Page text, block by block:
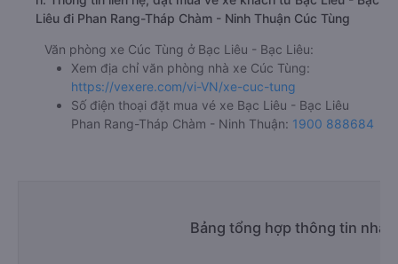
Liêu đi Phan Rang-Tháp Chàm - Ninh Thuận Cúc Tùng
Văn phòng xe Cúc Tùng ở Bạc Liêu - Bạc Liêu:
Xem địa chỉ văn phòng nhà xe Cúc Tùng:
https://vexere.com/vi-VN/xe-cuc-tung
Số điện thoại đặt mua vé xe Bạc Liêu - Bạc Liêu
Phan Rang-Tháp Chàm - Ninh Thuận: 1900 888684
Bảng tổng hợp thông tin nhà